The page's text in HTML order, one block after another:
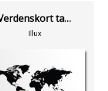
Verdenskort tapet silhouette
Illux